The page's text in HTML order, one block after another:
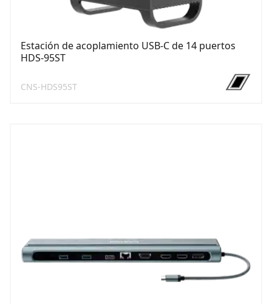
Estación de acoplamiento USB-C de 14 puertos
HDS-95ST
CNS-HDS95ST